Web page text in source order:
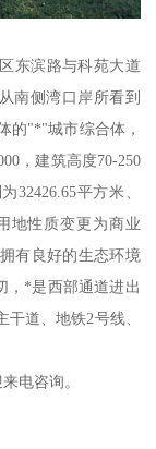
东滨路与科苑大道
南侧湾口岸所看到
的"*"城市综合体，
，建筑高度70-250
32426.65平方米、
地性质变更为商业
有良好的生态环境
，*是西部通道进出
道、地铁2号线、
电咨询。